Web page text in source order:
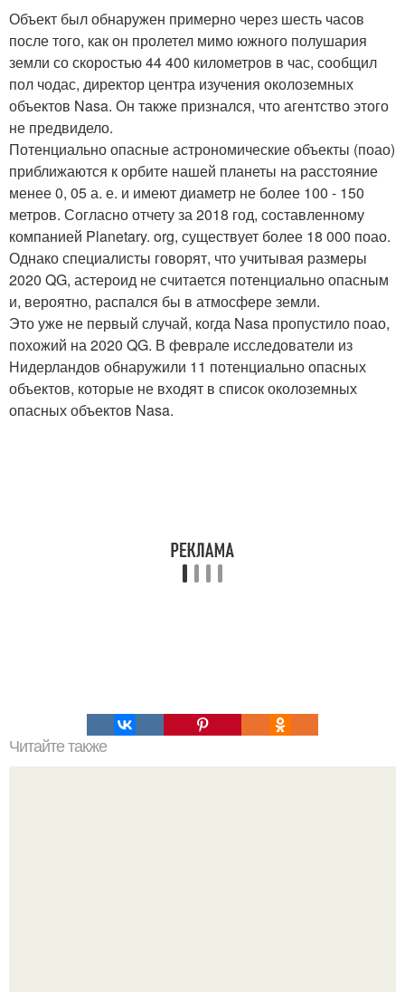
Объект был обнаружен примерно через шесть часов
после того, как он пролетел мимо южного полушария
земли со скоростью 44 400 километров в час, сообщил
пол чодас, директор центра изучения околоземных
объектов Nasa. Он также признался, что агентство этого
не предвидело.
Потенциально опасные астрономические объекты (поао)
приближаются к орбите нашей планеты на расстояние
менее 0, 05 а. е. и имеют диаметр не более 100 - 150
метров. Согласно отчету за 2018 год, составленному
компанией Planetary. org, существует более 18 000 поао.
Однако специалисты говорят, что учитывая размеры
2020 QG, астероид не считается потенциально опасным
и, вероятно, распался бы в атмосфере земли.
Это уже не первый случай, когда Nasa пропустило поао,
похожий на 2020 QG. В феврале исследователи из
Нидерландов обнаружили 11 потенциально опасных
объектов, которые не входят в список околоземных
опасных объектов Nasa.
Читайте также